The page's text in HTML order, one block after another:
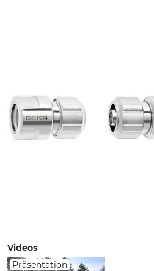
Videos
Präsentation